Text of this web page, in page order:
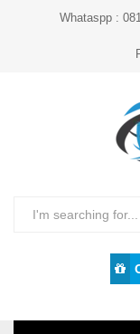
Whataspp :